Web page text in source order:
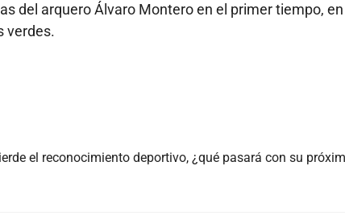
del arquero Álvaro Montero en el primer tiempo,
verdes.
el reconocimiento deportivo, ¿qué pasará con su